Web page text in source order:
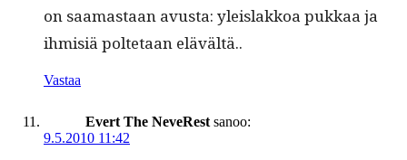
on saa­mas­taan avus­ta: yleis­lakkoa pukkaa ja
ihmisiä polte­taan elävältä..
Vastaa
Evert The NeveRest sanoo:
9.5.2010 11:42